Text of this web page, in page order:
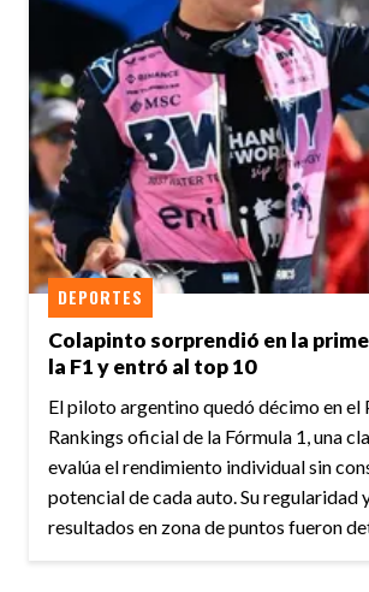
Colapinto sorprendió en la
la F1 y entró al top 10
DEPORTES
El piloto argentino quedó décimo en el
Rankings oficial de la Fórmula 1, una
evalúa el rendimiento individual sin
potencial de cada auto. Su regularidad
resultados en zona de puntos fueron